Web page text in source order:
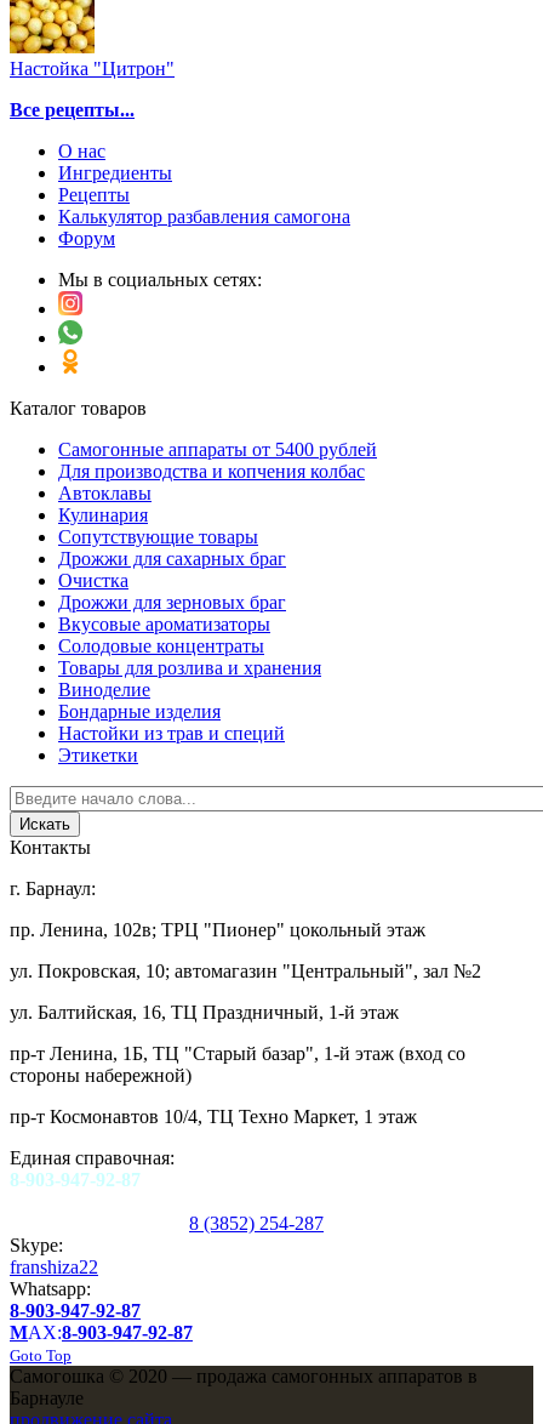
Настойка "Цитрон"
Все рецепты...
О нас
Ингредиенты
Рецепты
Калькулятор разбавления самогона
Форум
Мы в социальных сетях:
Каталог товаров
Самогонные аппараты от 5400 рублей
Для производства и копчения колбас
Автоклавы
Кулинария
Сопутствующие товары
Дрожжи для сахарных браг
Очистка
Дрожжи для зерновых браг
Вкусовые ароматизаторы
Солодовые концентраты
Товары для розлива и хранения
Виноделие
Бондарные изделия
Настойки из трав и специй
Этикетки
Контакты
г. Барнаул:
пр. Ленина, 102в; ТРЦ "Пионер" цокольный этаж
ул. Покровская, 10; автомагазин "Центральный", зал №2
ул. Балтийская, 16, ТЦ Праздничный, 1-й этаж
пр-т Ленина, 1Б, ТЦ "Старый базар", 1-й этаж (вход со
стороны набережной)
пр-т Космонавтов 10/4, ТЦ Техно Маркет, 1 этаж
Единая справочная:
8-903-947-92-87
8 (3852) 254-287
Skype:
franshiza22
Whatsapp:
8-903-947-92-87
MAX:8-903-947-92-87
Goto Top
Самогошка © 2020 — продажа самогонных аппаратов в
Барнауле
продвижение сайта